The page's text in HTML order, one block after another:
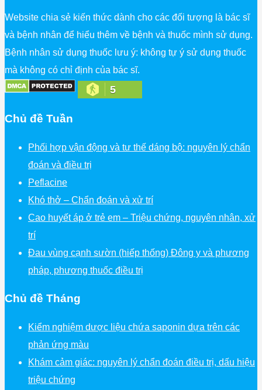
Website chia sẻ kiến thức dành cho các đối tượng là bác sĩ
và bệnh nhân để hiểu thêm về bệnh và thuốc mình sử dụng.
Bệnh nhân sử dụng thuốc lưu ý: không tự ý sử dụng thuốc
mà không có chỉ định của bác sĩ.
5
Chủ đề Tuần
Phối hợp vận động và tư thế dáng bộ: nguyên lý chẩn
đoán và điều trị
Peflacine
Khó thở – Chẩn đoán và xử trí
Cao huyết áp ở trẻ em – Triệu chứng, nguyên nhân, xử
trí
Đau vùng cạnh sườn (hiếp thống) Đông y và phương
pháp, phương thuốc điều trị
Chủ đề Tháng
Kiểm nghiệm dược liệu chứa saponin dựa trên các
phản ứng màu
Khám cảm giác: nguyên lý chẩn đoán điều trị, dấu hiệu
triệu chứng